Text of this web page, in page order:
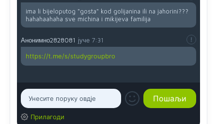
ima li bijeloputog "gosta" kod golijanina ili na jahorini???
hahahaahaha sve michina i mikijeva familija
Анонимно2828081 јуче 7:31
https://t.me/s/studygroupbro
Прилагоди